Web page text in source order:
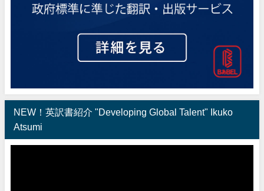
NEW！英訳書紹介 "Developing Global Talent" Ikuko
Atsumi